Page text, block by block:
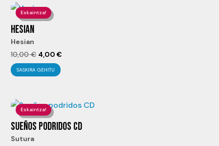
Eskaintza!
HESIAN
Hesian
10,00€ El
precio
original
10,00 €.
4,00€
4,00 €.
SASKIRA GEHITU
Eskaintza!
SUEÑOS PODRIDOS CD
Sutura